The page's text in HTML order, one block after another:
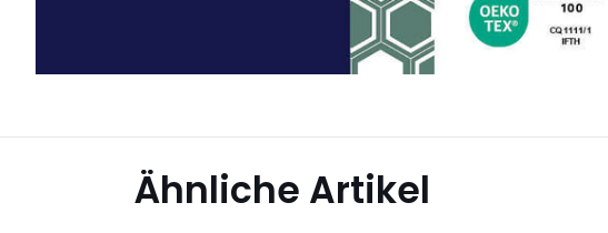
Ähnliche Artikel